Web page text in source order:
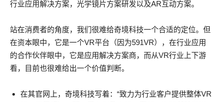
行业应用解决方案，光学镜片方案研发以及AR互动方案。
站在消费者的角度，我们很难给奇境科技一个合适的定位。但
在资本眼中，它是一个VR平台（因为591VR），在行业应用
的合作伙伴眼中，它是应用解决方案商，而从VR行业上下游
看，目前也很难给出一个价值判断。
在其官网上，奇境科技写着：“致力为行业客户提供整体VR